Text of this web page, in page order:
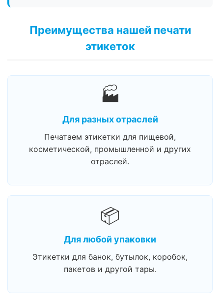
Преимущества нашей печати
этикеток
🏭
Для разных отраслей
Печатаем этикетки для пищевой,
косметической, промышленной и других
отраслей.
📦
Для любой упаковки
Этикетки для банок, бутылок, коробок,
пакетов и другой тары.